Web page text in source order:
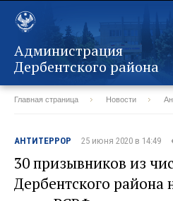
Администрация
Дербентского района
Главная страница Новости
АНТИТЕРРОР 25 июня 2020 в 14:49
30 призывников из
Дербентского района